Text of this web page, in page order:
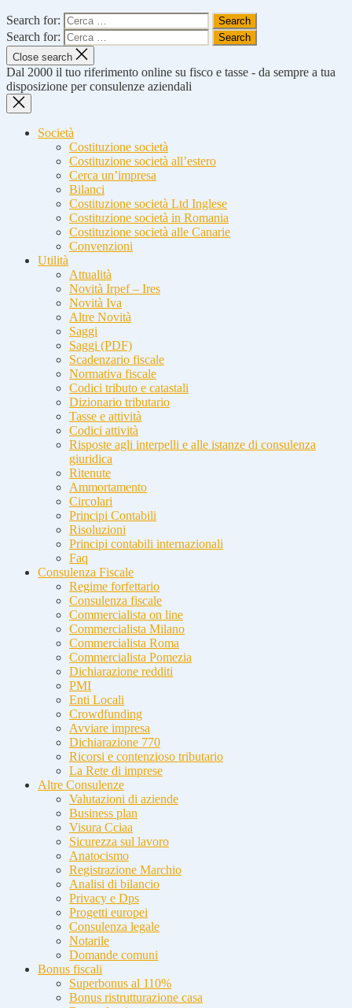
Search for:
Search for:
Close search
Dal 2000 il tuo riferimento online su fisco e tasse - da sempre a tua
disposizione per consulenze aziendali
Società
Costituzione società
Costituzione società all’estero
Cerca un’impresa
Bilanci
Costituzione società Ltd Inglese
Costituzione società in Romania
Costituzione società alle Canarie
Convenzioni
Utilità
Attualità
Novità Irpef – Ires
Novità Iva
Altre Novità
Saggi
Saggi (PDF)
Scadenzario fiscale
Normativa fiscale
Codici tributo e catastali
Dizionario tributario
Tasse e attività
Codici attività
Risposte agli interpelli e alle istanze di consulenza
giuridica
Ritenute
Ammortamento
Circolari
Principi Contabili
Risoluzioni
Principi contabili internazionali
Faq
Consulenza Fiscale
Regime forfettario
Consulenza fiscale
Commercialista on line
Commercialista Milano
Commercialista Roma
Commercialista Pomezia
Dichiarazione redditi
PMI
Enti Locali
Crowdfunding
Avviare impresa
Dichiarazione 770
Ricorsi e contenzioso tributario
La Rete di imprese
Altre Consulenze
Valutazioni di aziende
Business plan
Visura Cciaa
Sicurezza sul lavoro
Anatocismo
Registrazione Marchio
Analisi di bilancio
Privacy e Dps
Progetti europei
Consulenza legale
Notarile
Domande comuni
Bonus fiscali
Superbonus al 110%
Bonus ristrutturazione casa